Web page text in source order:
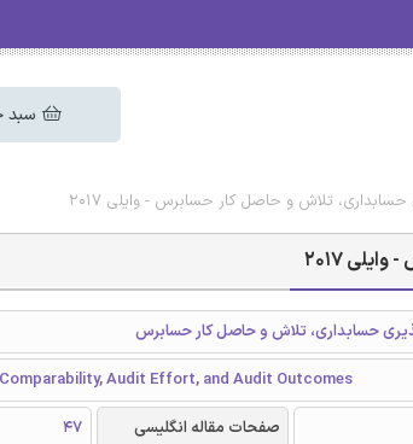
سبد
تلاش و حاصل کار حسابرس - وایلی 2017
2017
حسابداری، تلاش و حاصل کار حسابرس
Audit Effort, and Audit Outcomes
صفحات مقاله انگلیسی
47